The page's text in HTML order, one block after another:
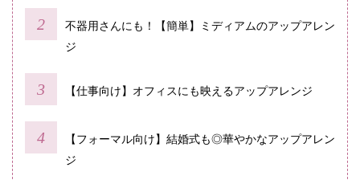
不器用さんにも！【簡単】ミディアムのアップアレン
ジ
【仕事向け】オフィスにも映えるアップアレンジ
【フォーマル向け】結婚式も◎華やかなアップアレン
ジ